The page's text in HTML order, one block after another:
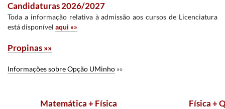
Candidaturas 2026/2027
Toda a informação relativa à admissão aos cursos de Licenciatura​
está disponível aqui »»
Propin​as »»
Informações sobre Opção UMinho »»
Matemática + Física
Física +